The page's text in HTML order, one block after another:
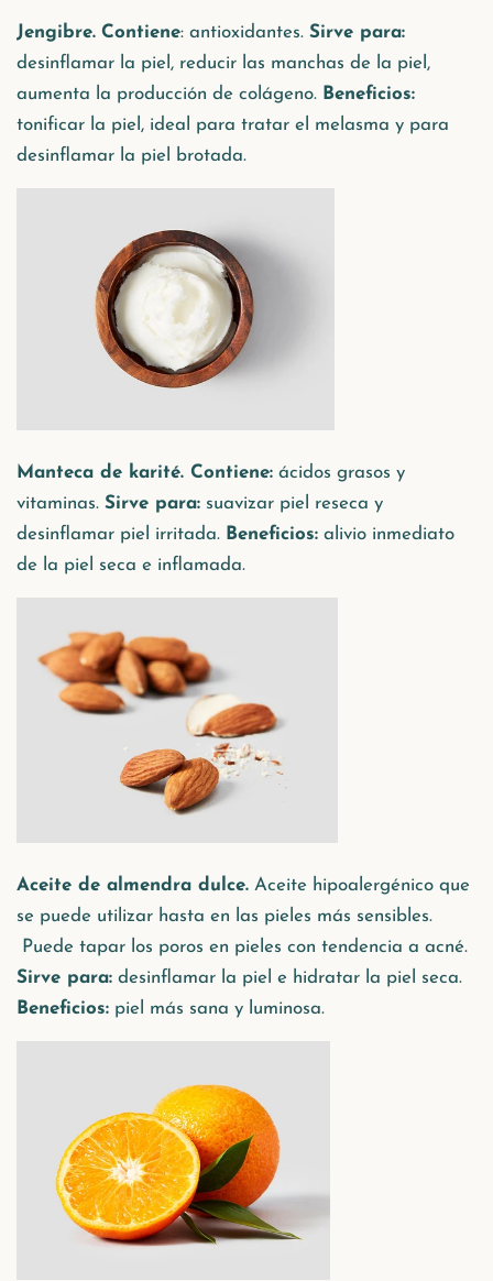
Jengibre. Contiene: antioxidantes. Sirve para:
desinflamar la piel, reducir las manchas de la piel,
aumenta la producción de colágeno. Beneficios:
tonificar la piel, ideal para tratar el melasma y para
desinflamar la piel brotada.
Manteca de karité. Contiene: ácidos grasos y
vitaminas. Sirve para: suavizar piel reseca y
desinflamar piel irritada. Beneficios: alivio inmediato
de la piel seca e inflamada.
Aceite de almendra dulce. Aceite hipoalergénico que
se puede utilizar hasta en las pieles más sensibles.
Puede tapar los poros en pieles con tendencia a acné.
Sirve para: desinflamar la piel e hidratar la piel seca.
Beneficios: piel más sana y luminosa.